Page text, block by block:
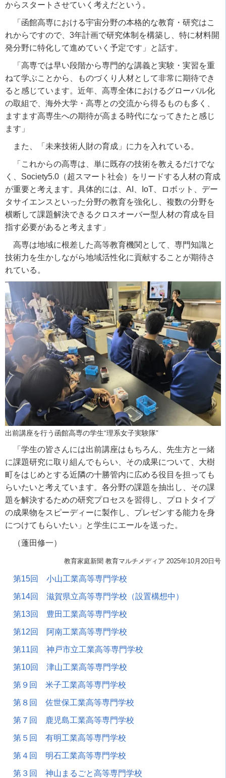
からスタートさせていく考えだという。
「函館高専における宇宙分野の本格的な教育・研究はこ
れからですので、 3年計画で研究体制を構築し、特に材料開
発分野に特化して進めていく予定です」と話す。
「高専では早い段階から専門的な講義と実験・実習を重
ねて学ぶことから、ものづくり人材として非常に期待でき
ると感じています。近年、高専全体におけるグローバル化
の取組で、海外大学・高専との交流から得るものも多く、
ますます高専生への期待が高まる時代になってきたと感じ
ます」
また、「未来技術人財の育成」に力を入れている。
「これからの高専は、単に既存の技術を教えるだけでな
く、 Society5.0 （超スマート社会）をリードする人材の育成
が重要と考えます。具体的には、 AI IoT 、ロボット、デー
タサイエンスといった分野の教育を強化し、複数の分野を
横断して課題解決できるクロスオーバー型人材の育成を目
指す必要があると考えます」
高専は地域に根差した高等教育機関として、専門知識と
技術力を生かしながら地域活性化に貢献することが期待さ
れている。
出前講座を行う函館高専の学生“理系女子実験隊”
「学生の皆さんには出前講座はもちろん、先生方と一緒
に課題研究に取り組んでもらい、その成果について、大樹
町をはじめとする近隣の十勝管内に広める役目を担っても
らいたいと考えています。各分野の課題を抽出し、その課
題を解決するための研究プロセスを習得し、プロトタイプ
の成果物をスピーディーに製作し、プレゼンする能力を身
につけてもらいたい」と学生にエールを送った。
（蓬田修一）
教育家庭新聞 教育マルチメディア 2025年10月20日号
第15回 小山工業高等専門学校
第14回 滋賀県立高等専門学校（設置構想中）
第13回 豊田工業高等専門学校
第12回 阿南工業高等専門学校
第11回 神戸市立工業高等専門学校
第10回 津山工業高等専門学校
第９回 米子工業高等専門学校
第８回 佐世保工業高等専門学校
第７回 鹿児島工業高等専門学校
第５回 有明工業高等専門学校
第４回 明石工業高等専門学校
第３回 神山まるごと高等専門学校